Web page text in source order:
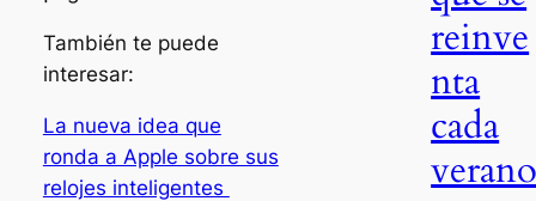
También te puede
interesar:
La nueva idea que
ronda a Apple sobre sus
relojes inteligentes
reinve
nta
cada